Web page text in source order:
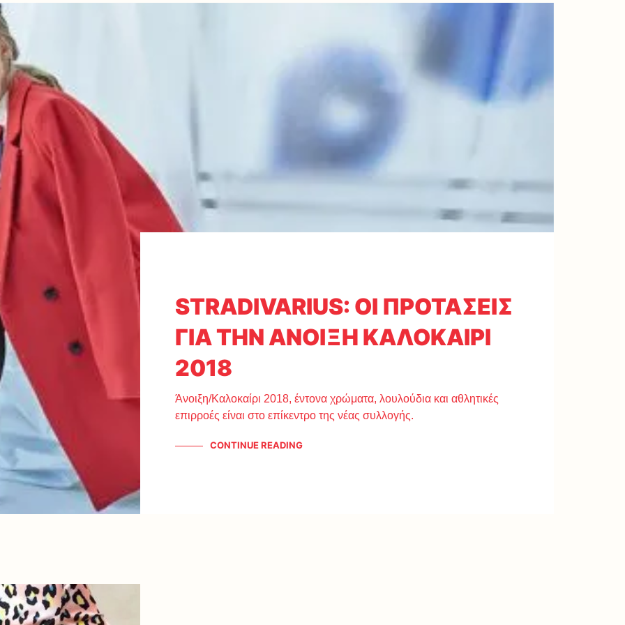
STRADIVARIUS: ΟΙ ΠΡΟΤΑΣΕΙΣ
ΓΙΑ ΤΗΝ ΑΝΟΙΞΗ ΚΑΛΟΚΑΙΡΙ
2018
Άνοιξη/Καλοκαίρι 2018, έντονα χρώματα, λουλούδια και αθλητικές
επιρροές είναι στο επίκεντρο της νέας συλλογής.
CONTINUE READING